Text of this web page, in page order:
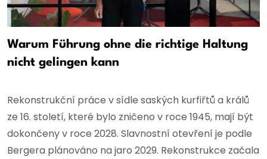
Warum Führung ohne die richtige Haltung
nicht gelingen kann
Rekonstrukční práce v sídle saských kurfiřtů a králů
ze 16. století, které bylo zničeno v roce 1945, mají být
dokončeny v roce 2028. Slavnostní otevření je podle
Bergera plánováno na jaro 2029. Rekonstrukce začala